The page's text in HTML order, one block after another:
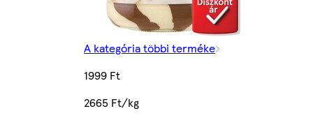
A kategória többi terméke
1999 Ft
2665 Ft/kg